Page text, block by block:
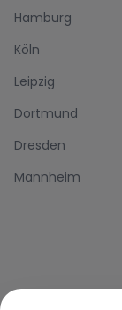
Hamburg
Köln
Leipzig
Dortmund
Dresden
Mannheim